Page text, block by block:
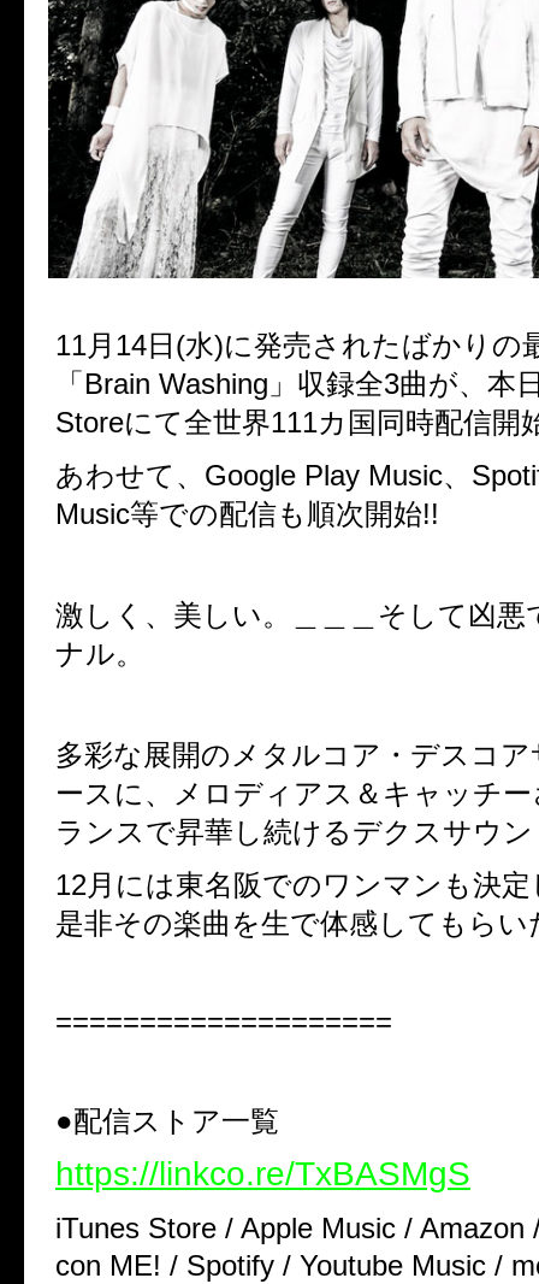
11月 14日(水)に発売されたばかりの
「 Brain Washing 」収録全3曲が、本
Storeにて全世界111カ国同時配信開
あわせて、 Google Play Music、
Music等での配信も順次開始!!
激しく、美しい。＿＿＿そして凶悪
ナル。
多彩な展開のメタルコア・デスコ
ースに、メロディアス＆キャッチ
ランスで昇華し続けるデクスサウ
12月には東名阪でのワンマンも決
是非その楽曲を生で体感してもらい
====================
●配信ストア一覧
https://linkco.re/TxBASMgS
iTunes Store / Apple Music /
con ME! / Spotify / Youtube Music /